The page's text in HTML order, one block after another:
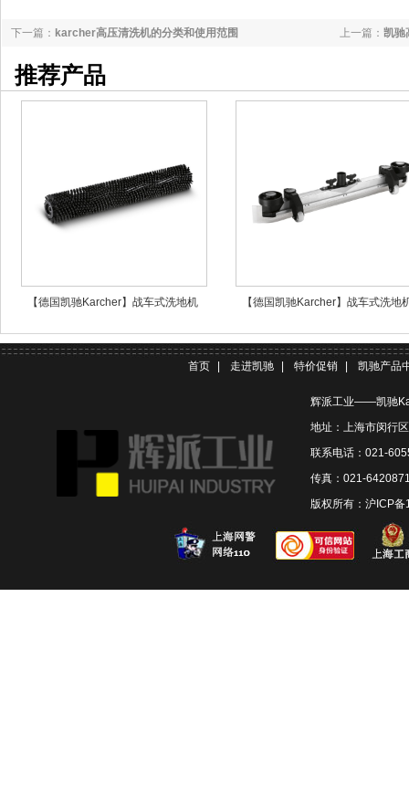
上一篇： 凯驰
下一篇： karcher高压清洗机的分类和使用范围
推荐产品
【德国凯驰Karcher】战车式洗地机
【德国凯驰Karcher】战车式洗地
首页 走进凯驰 特价促销 凯驰产品
辉派工业——凯驰
地址：上海市闵行
联系电话：021-
传真：021-
版权所有： 沪ICP备